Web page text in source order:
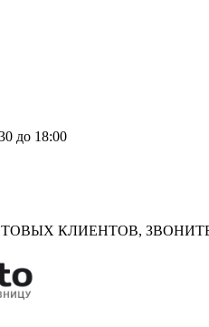
до 18:00
КЛИЕНТОВ, ЗВОНИТЕ